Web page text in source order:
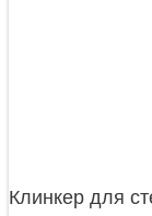
Клинкер для